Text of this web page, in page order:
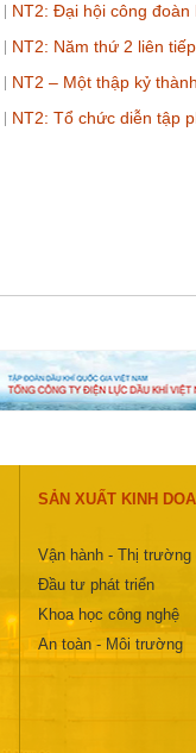
NT2: Đại hội công
NT2: Năm thứ 2 liên
NT2 – Một thập kỷ
NT2: Tổ chức diễn tập
SẢN XUẤT KINH
Vận hành - Thị trường
Đầu tư phát triển
Khoa học công nghệ
An toàn - Môi trường